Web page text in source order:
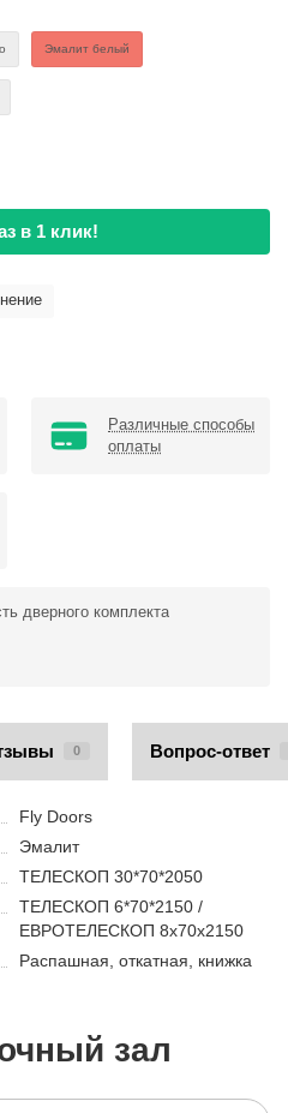
Эмaлит белый
в 1 клик!
Различные способы
оплаты
дверного комплекта
0 Вопрос-ответ
Fly Doors
Эмалит
ТЕЛЕСКОП 30*70*2050
ТЕЛЕСКОП 6*70*2150 /
ЕВРОТЕЛЕСКОП 8х70х2150
Распашная, откатная, книжка
зал